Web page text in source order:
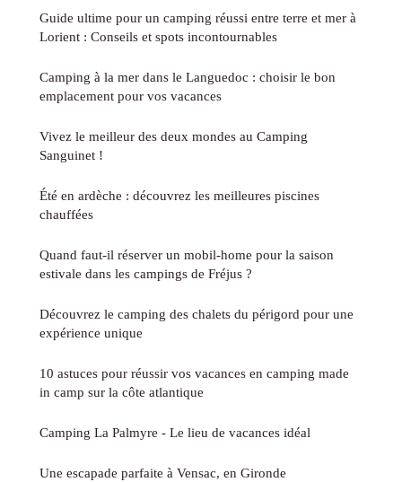
Guide ultime pour un camping réussi entre terre et mer à
Lorient : Conseils et spots incontournables
Camping à la mer dans le Languedoc : choisir le bon
emplacement pour vos vacances
Vivez le meilleur des deux mondes au Camping
Sanguinet !
Été en ardèche : découvrez les meilleures piscines
chauffées
Quand faut-il réserver un mobil-home pour la saison
estivale dans les campings de Fréjus ?
Découvrez le camping des chalets du périgord pour une
expérience unique
10 astuces pour réussir vos vacances en camping made
in camp sur la côte atlantique
Camping La Palmyre - Le lieu de vacances idéal
Une escapade parfaite à Vensac, en Gironde